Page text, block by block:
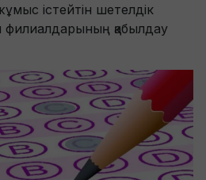
істейтін шетелдік
қабылдау